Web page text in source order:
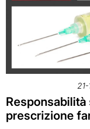
prescrizione